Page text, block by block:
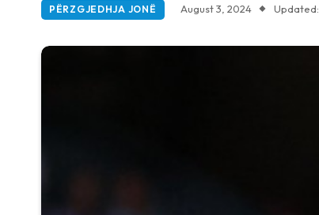
PËRZGJEDHJA JONË August 3, 2024 Updated: